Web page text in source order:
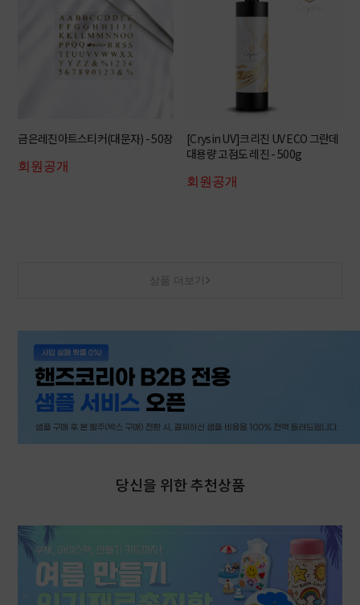
금은레진아트스티커(대문자) - 50장
회원공개
[Crysin UV]크리진 UV ECO 그란데
대용량 고점도 레진 - 500g
회원공개
상품 더보기
당신을 위한 추천상품